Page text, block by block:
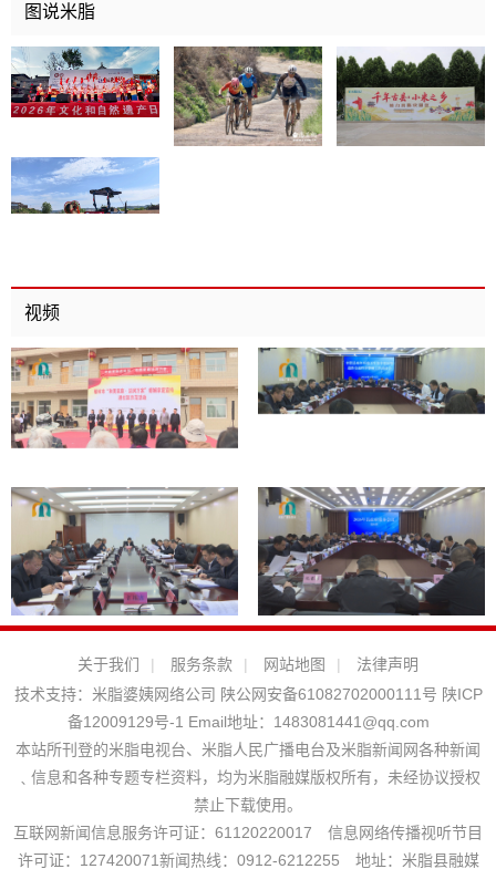
图说米脂
视频
关于我们 | 服务条款 | 网站地图 |
法律声明
技术支持： 米脂婆姨网络公司 陕公网安备61082702000111号 陕ICP
备12009129号-1 Email地址： 1483081441@qq.com
本站所刊登的米脂电视台、米脂人民广播电台及米脂新闻网各种新闻
﹑信息和各种专题专栏资料，均为米脂融媒版权所有，未经协议授权
禁止下载使用。
互联网新闻信息服务许可证：61120220017 信息网络传播视听节目
许可证：127420071新闻热线：0912-6212255 地址：米脂县融媒